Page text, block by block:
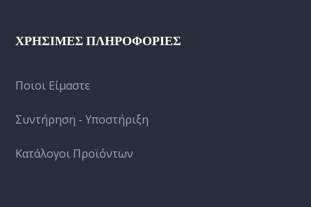
ΧΡΗΣΙΜΕΣ ΠΛΗΡΟΦΟΡΙΕΣ
Ποιοι Είμαστε
Συντήρηση - Υποστήριξη
Κατάλογοι Προϊόντων